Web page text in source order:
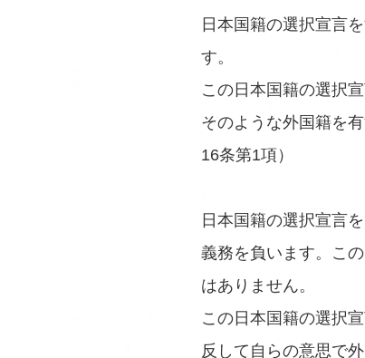
日本国籍の選択宣言
す。
この日本国籍の選択
そのような外国籍を
16条第1項）
日本国籍の選択宣言
義務を負います。こ
はありません。
この日本国籍の選択
反して自らの意思で